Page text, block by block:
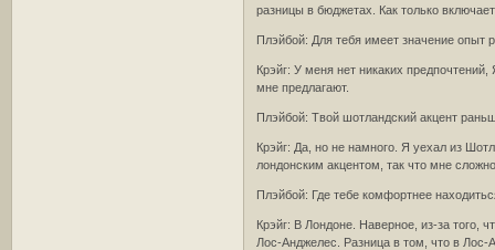
разницы в бюджетах. Как только
Плэйбой: Для тебя имеет значение опыт
Крэйг: У меня нет никаких
мне предлагают.
Плэйбой: Твой шотландский акцент
Крэйг: Да, но не намного. Я уехал из
лондонским акцентом, так что мне
Плэйбой: Где тебе комфортнее
Крэйг: В Лондоне. Наверное, из-за того,
Лос-Анджелес. Разница в том, что в